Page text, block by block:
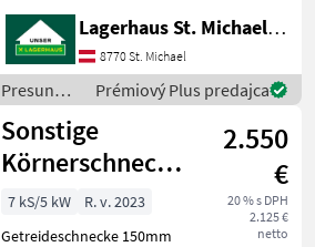
durchgerostet Um Ihnen
unnötige Wartezeiten oder
Wegstrecken zu ersparen,
bitten wir Sie um
Lagerhaus St. Michael ob Leoben eGen
8770 St. Michael
Presun
materiálu
/ Epple
Prémiový Plus predajca
Sonstige
Körnerschnecke
150Ø
2.550
€
20 % s DPH
2.125 €
netto
7 kS/5 kW
R. v. 2023
Getreideschnecke 150mm